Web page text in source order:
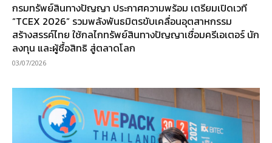
กรมทรัพย์สินทางปัญญา ประกาศความพร้อม เตรียมเปิดเวที
“TCEX 2026” รวมพลังพันธมิตรขับเคลื่อนอุตสาหกรรม
สร้างสรรค์ไทย ใช้กลไกทรัพย์สินทางปัญญาเชื่อมครีเอเตอร์ นัก
ลงทุน และผู้ซื้อสิทธิ สู่ตลาดโลก
03/07/2026